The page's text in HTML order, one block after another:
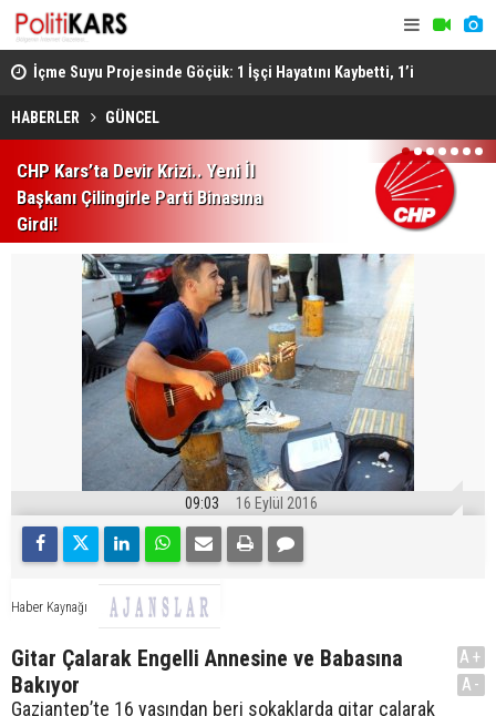
İçme Suyu Projesinde Göçük: 1 İşçi Hayatını Kaybetti, 1’i
Ağır Yaralı
HABERLER GÜNCEL
CHP Kars’ta Devir Krizi.. Yeni İl
Başkanı Çilingirle Parti Binasına
Girdi!
1 2 3 4 5 6 7
09:03 16 Eylül 2016
Haber Kaynağı
Gitar Çalarak Engelli Annesine ve Babasına
Bakıyor
Gaziantep’te 16 yaşından beri sokaklarda gitar çalarak
A+
A-